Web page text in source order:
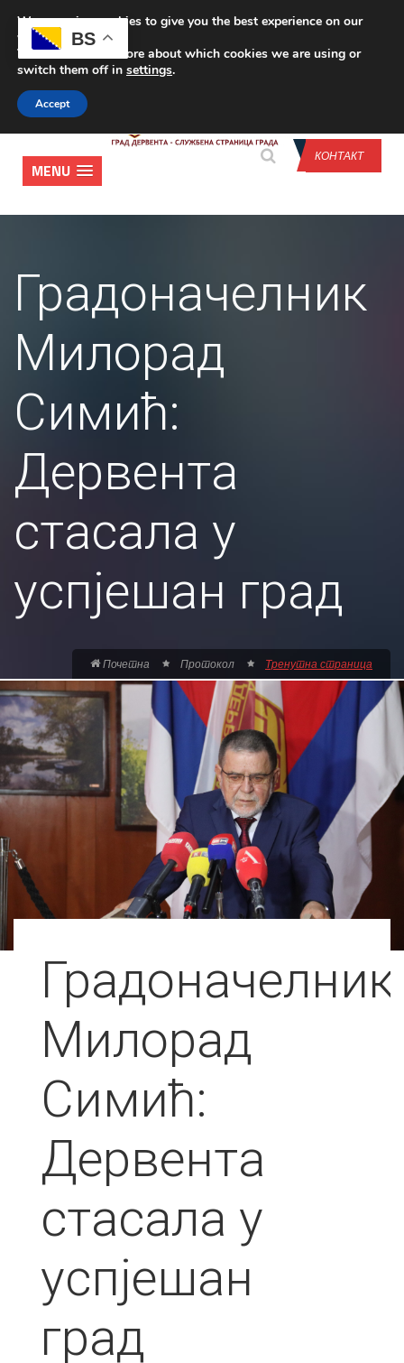
CONTACT US
КОНТАКТ
MENU
Градоначелник
Милорад
Симић:
Дервента
стасала у
успјешан град
Почетна Протокол Тренутна страница
Градоначелник
Милорад
Симић:
Дервента
стасала у
успјешан
град
BS
We are using cookies to give you the best experience on our
website.
You can find out more about which cookies we are using or
switch them off in settings.
Accept